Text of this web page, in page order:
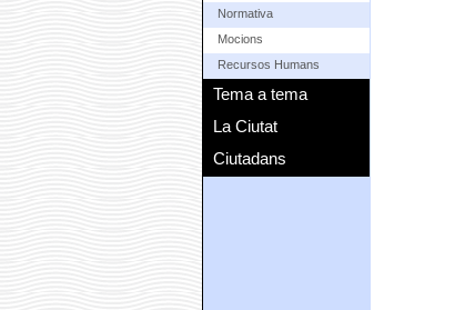
Normativa
Mocions
Recursos Humans
Tema a tema
La Ciutat
Ciutadans